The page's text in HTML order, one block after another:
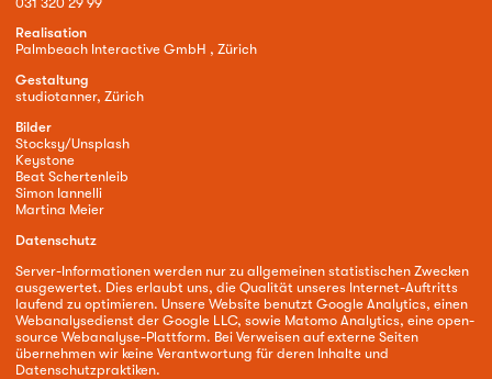
Realisation
Palmbeach Interactive GmbH , Zürich
Gestaltung
studiotanner, Zürich
Bilder
Stocksy/Unsplash
Keystone
Beat Schertenleib
Simon Iannelli
Martina Meier
Datenschutz
Server-Informationen werden nur zu allgemeinen statistischen Zwecken
ausgewertet. Dies erlaubt uns, die Qualität unseres Internet-Auftritts
laufend zu optimieren. Unsere Website benutzt Google Analytics, einen
Webanalysedienst der Google LLC, sowie Matomo Analytics, eine open-
source Webanalyse-Plattform. Bei Verweisen auf externe Seiten
übernehmen wir keine Verantwortung für deren Inhalte und
Datenschutzpraktiken.